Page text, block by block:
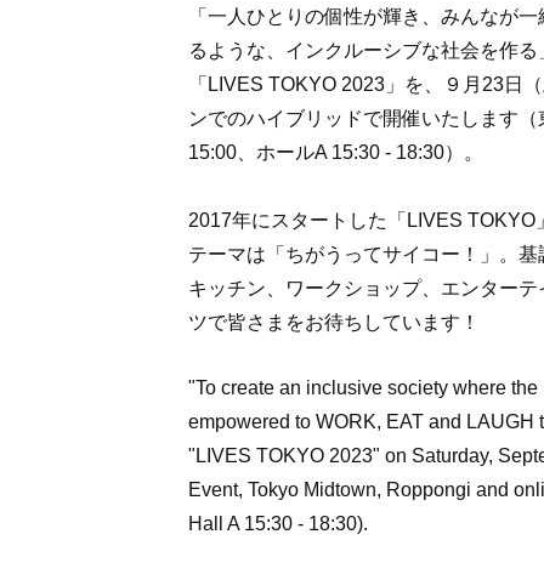
「一人ひとりの個性が輝き、みんなが
るような、インクルーシブな社会を作
「LIVES TOKYO 2023」を、９月23日
ンでのハイブリッドで開催いたします
15:00、ホールA 15:30 - 18:30）。
2017年にスタートした「LIVES
テーマは「ちがうってサイコー！」。
キッチン、ワークショップ、エンター
ツで皆さまをお待ちしています！
"To create an inclusive society where
empowered to WORK, EAT and
"LIVES TOKYO 2023" on Saturday,
Event, Tokyo Midtown, Roppongi and
Hall A 15:30 - 18:30).